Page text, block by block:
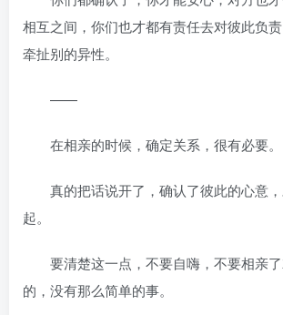
相互之间，你们也才都有责任去对彼此负
牵扯别的异性。
——
在相亲的时候，确定关系，很有必要。
真的把话说开了，确认了彼此的心意，
起。
要清楚这一点，不要自嗨，不要相亲了
的，没有那么简单的事。